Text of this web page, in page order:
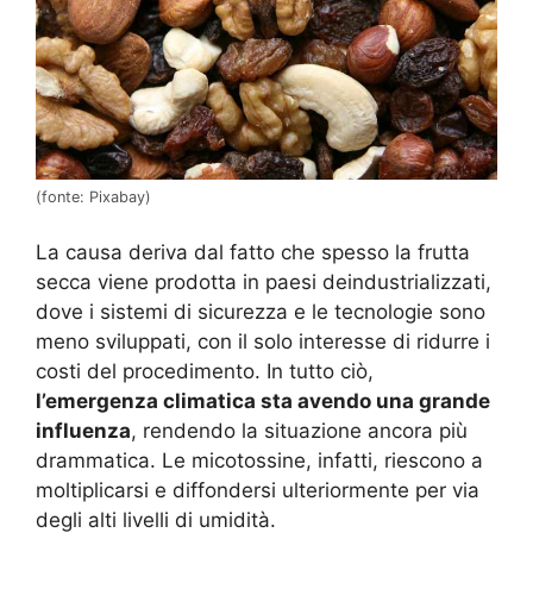
(fonte: Pixabay)
La causa deriva dal fatto che spesso la frutta
secca viene prodotta in paesi deindustrializzati,
dove i sistemi di sicurezza e le tecnologie sono
meno sviluppati, con il solo interesse di ridurre i
costi del procedimento. In tutto ciò,
l’emergenza climatica sta avendo una grande
influenza, rendendo la situazione ancora più
drammatica. Le micotossine, infatti, riescono a
moltiplicarsi e diffondersi ulteriormente per via
degli alti livelli di umidità.